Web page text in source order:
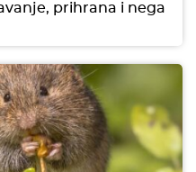
prihrana i nega